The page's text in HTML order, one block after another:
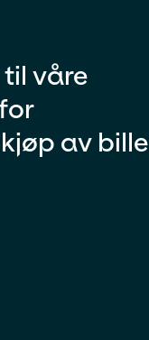
våre
av